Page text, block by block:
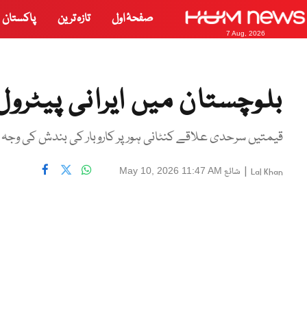
7 Aug, 2026
صفحۂ اول تازہ ترین پاکستان
بلوچستان میں ایرانی
قیمتیں سرحدی علاقے کنٹانی ہور پر کاروبار کی بندش کی
Lal Khan
| شائع May 10, 2026 11:47 AM